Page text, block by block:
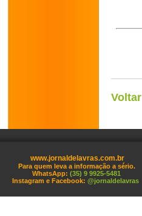
Voltar
www.jornaldelavras.com.br
Para quem leva a informação a sério.
WhatsApp: (35) 9 9925-5481
Instagram e Facebook: @jornaldelavras